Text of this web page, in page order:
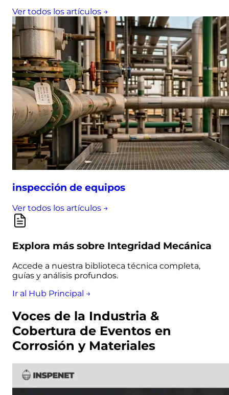
Ver todos los artículos →
inspección de equipos
Ver todos los artículos →
Explora más sobre Integridad Mecánica
Accede a nuestra biblioteca técnica completa,
guías y análisis profundos.
Ir al Hub Principal →
Voces de la Industria &
Cobertura de Eventos en
Corrosión y Materiales